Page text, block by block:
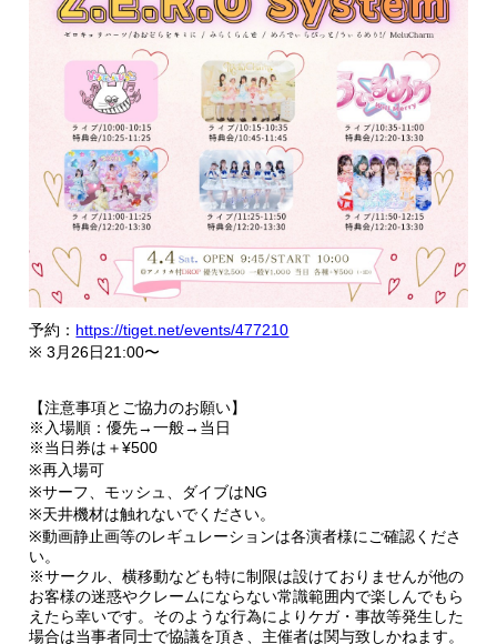
予約： https://tiget.net/events/477210
※ 3月26日21:00〜
【注意事項とご協力のお願い】
※入場順：優先→一般→当日
※当日券は＋¥500
※再入場可
※サーフ、モッシュ、ダイブはNG
※天井機材は触れないでください。
※動画静止画等のレギュレーションは各演者様にご確認くださ
い。
※サークル、横移動なども特に制限は設けておりませんが他の
お客様の迷惑やクレームにならない常識範囲内で楽しんでもら
えたら幸いです。そのような行為によりケガ・事故等発生した
場合は当事者同士で協議を頂き、主催者は関与致しかねます。